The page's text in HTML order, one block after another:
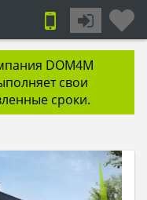
DOM4M
свои
сроки.